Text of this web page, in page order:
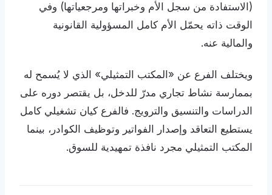
(الاستفادة من سجل الأم وخبراتها ومرجعياتها) وفي
الوقت ذاته يحمّل الأم كامل المسؤولية القانونية
والمالية عنه.
ويختلف الفرع عن «المكتب التمثيلي» الذي لا يُسمح له
بممارسة نشاط تجاري مدرّ للدخل، بل يقتصر دوره على
الدراسات والتنسيق والترويج. فالفرع كيان تشغيلي كامل
يستطيع التعاقد وإصدار الفواتير وتوظيف الكوادر، بينما
المكتب التمثيلي مجرد نافذة تمهيدية للسوق.